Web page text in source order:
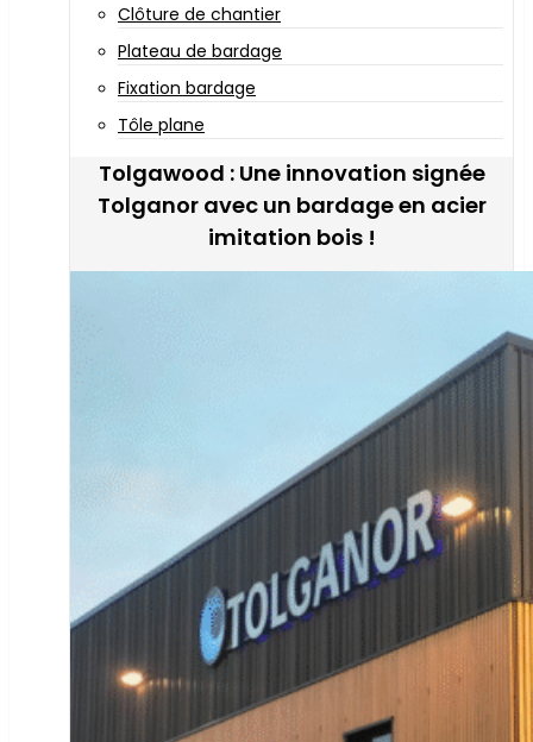
Clôture de chantier
Plateau de bardage
Fixation bardage
Tôle plane
Tolgawood : Une innovation signée
Tolganor avec un bardage en acier
imitation bois !